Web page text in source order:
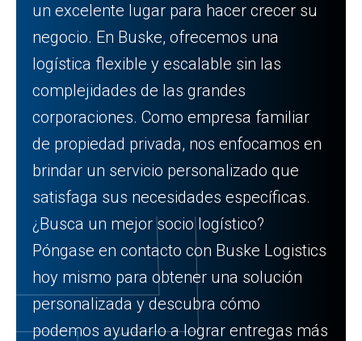
un excelente lugar para hacer crecer su
negocio. En Buske, ofrecemos una
logística flexible y escalable sin las
complejidades de las grandes
corporaciones. Como empresa familiar
de propiedad privada, nos enfocamos en
brindar un servicio personalizado que
satisfaga sus necesidades específicas.
¿Busca un mejor socio logístico?
Póngase en contacto con Buske Logistics
hoy mismo para obtener una solución
personalizada y descubra cómo
podemos ayudarlo a lograr entregas más